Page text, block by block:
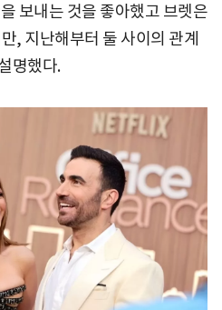
보내는 것을 좋아했고 브렛은
, 지난해부터 둘 사이의 관계
명했다.